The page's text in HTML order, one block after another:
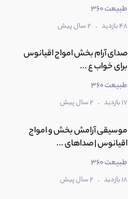
طبیعت 360
48 بازدید . 2 سال پیش
صدای آرام‌ بخش امواج اقیانوس
برای خواب ع ...
طبیعت 360
17 بازدید . 2 سال پیش
موسیقی آرامش‌ بخش و امواج
اقیانوس | صداهای ...
طبیعت 360
18 بازدید . 2 سال پیش